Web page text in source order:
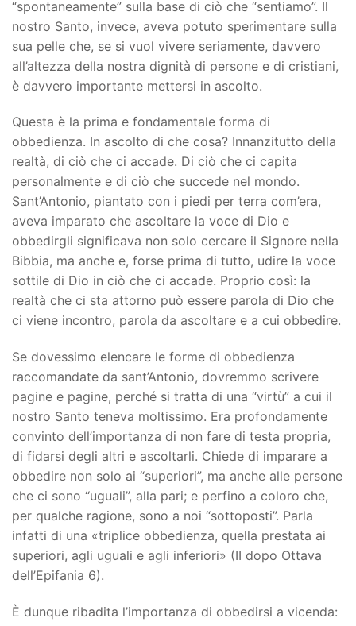
“spontaneamente” sulla base di ciò che “sentiamo”. Il
nostro Santo, invece, aveva potuto sperimentare sulla
sua pelle che, se si vuol vivere seriamente, davvero
all’altezza della nostra dignità di persone e di cristiani,
è davvero importante mettersi in ascolto.
Questa è la prima e fondamentale forma di
obbedienza. In ascolto di che cosa? Innanzitutto della
realtà, di ciò che ci accade. Di ciò che ci capita
personalmente e di ciò che succede nel mondo.
Sant’Antonio, piantato con i piedi per terra com’era,
aveva imparato che ascoltare la voce di Dio e
obbedirgli significava non solo cercare il Signore nella
Bibbia, ma anche e, forse prima di tutto, udire la voce
sottile di Dio in ciò che ci accade. Proprio così: la
realtà che ci sta attorno può essere parola di Dio che
ci viene incontro, parola da ascoltare e a cui obbedire.
Se dovessimo elencare le forme di obbedienza
raccomandate da sant’Antonio, dovremmo scrivere
pagine e pagine, perché si tratta di una “virtù” a cui il
nostro Santo teneva moltissimo. Era profondamente
convinto dell’importanza di non fare di testa propria,
di fidarsi degli altri e ascoltarli. Chiede di imparare a
obbedire non solo ai “superiori”, ma anche alle persone
che ci sono “uguali”, alla pari; e perfino a coloro che,
per qualche ragione, sono a noi “sottoposti”. Parla
infatti di una «triplice obbedienza, quella prestata ai
superiori, agli uguali e agli inferiori» (II dopo Ottava
dell’Epifania 6).
È dunque ribadita l’importanza di obbedirsi a vicenda: